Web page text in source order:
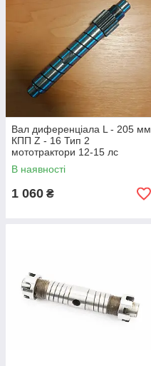
Вал диференціала L - 205 мм
КПП Z - 16 Тип 2
мототрактори 12-15 лс
В наявності
1 060 ₴